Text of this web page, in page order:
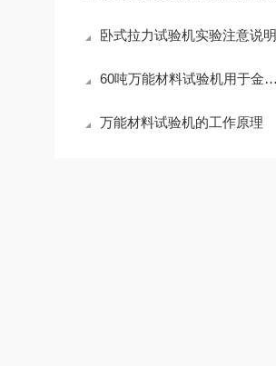
卧式拉力试验机实验注意说明
60吨万能材料试验机用于金属材料的力学性能试验
万能材料试验机的工作原理